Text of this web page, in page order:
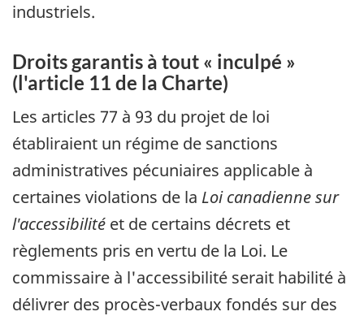
industriels.
Droits garantis à tout « inculpé »
(l'article 11 de la Charte)
Les articles 77 à 93 du projet de loi
établiraient un régime de sanctions
administratives pécuniaires applicable à
certaines violations de la Loi canadienne sur
l'accessibilité et de certains décrets et
règlements pris en vertu de la Loi. Le
commissaire à l'accessibilité serait habilité à
délivrer des procès-verbaux fondés sur des